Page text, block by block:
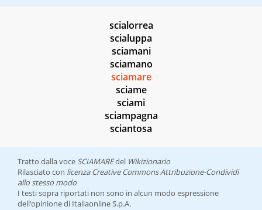
scialorrea
scialuppa
sciamani
sciamano
sciamare
sciame
sciami
sciampagna
sciantosa
Tratto dalla voce SCIAMAREdel Wikizionario
Rilasciato con licenza Creative Commons Attribuzione-Condividi
allo stesso modo
I testi sopra riportati non sono in alcun modo espressione
dell’opinione di Italiaonline S.p.A.